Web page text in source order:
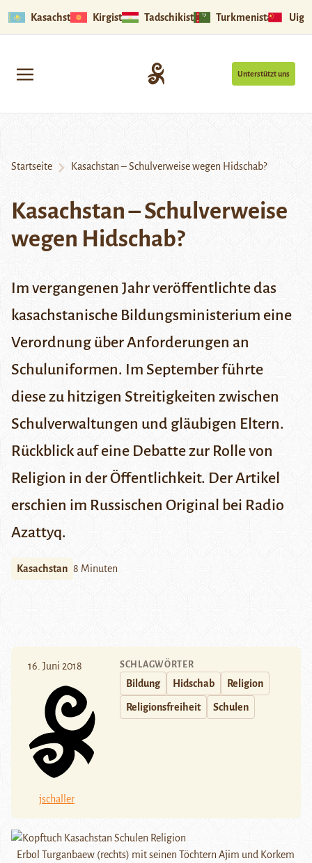
Kasachstan Kirgistan Tadschikistan Turkmenistan
Unterstützt uns
Startseite Kasachstan – Schulverweise wegen Hidschab?
Kasachstan – Schulverweise
wegen Hidschab?
Im vergangenen Jahr veröffentlichte das
kasachstanische Bildungsministerium eine
Verordnung über Anforderungen an
Schuluniformen. Im September führte
diese zu hitzigen Streitigkeiten zwischen
Schulverwaltungen und gläubigen Eltern.
Rückblick auf eine Debatte zur Rolle von
Religion in der Öffentlichkeit. Der Artikel
erschien im Russischen Original bei Radio
Azattyq.
Kasachstan 8 Minuten
16. Juni 2018
jschaller
SCHLAGWÖRTER
Bildung Hidschab Religion
Religionsfreiheit Schulen
Erbol Turganbaew (rechts) mit seinen Töchtern Ajim und Korkem